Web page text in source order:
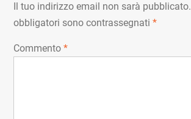
Il tuo indirizzo email non sarà pubblicato.
obbligatori sono contrassegnati *
Commento *